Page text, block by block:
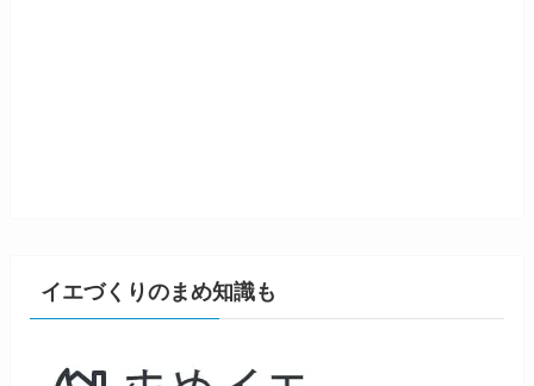
イエづくりのまめ知識も